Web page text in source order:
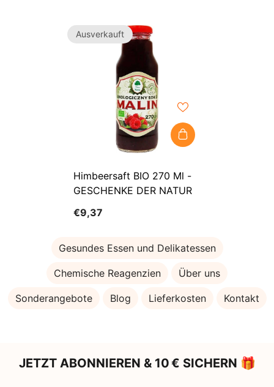
Ausverkauft
Himbeersaft BIO 270 Ml -
GESCHENKE DER NATUR
€9,37
Gesundes Essen und Delikatessen
Chemische Reagenzien Über uns
Sonderangebote Blog Lieferkosten Kontakt
JETZT ABONNIEREN & 10 € SICHERN 🎁